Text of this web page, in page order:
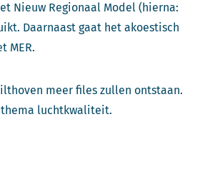
Nieuw Regionaal Model (hierna:
Daarnaast gaat het akoestisch
MER.
meer files zullen ontstaan.
thema luchtkwaliteit.